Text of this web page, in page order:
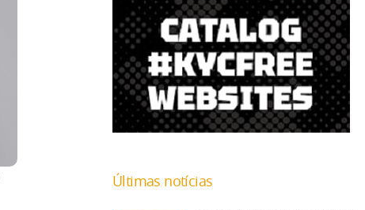
Últimas notícias